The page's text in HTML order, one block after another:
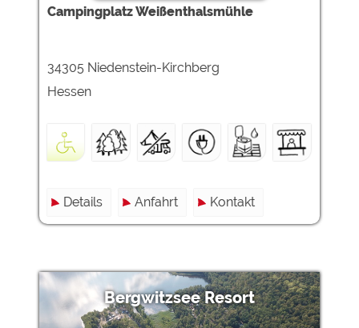
Campingplatz Weißenthalsmühle
34305 Niedenstein-Kirchberg
Hessen
Details Anfahrt Kontakt
Bergwitzsee Resort